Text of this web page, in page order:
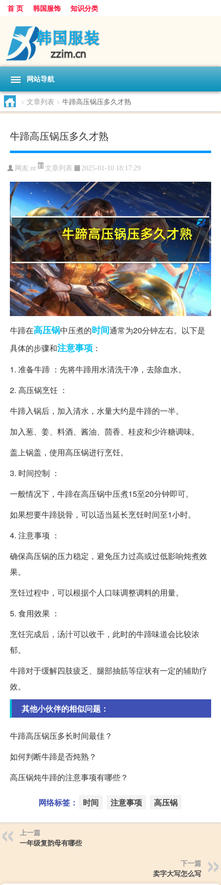
首 页 韩国服饰 知识分类
网站导航
> 文章列表 > 牛蹄高压锅压多久才熟
牛蹄高压锅压多久才熟
网友:nt 文章列表 2025-01-10 18:17:29
牛蹄在高压锅中压煮的时间通常为20分钟左右。以下是
具体的步骤和注意事项 ：
1. 准备牛蹄 ：先将牛蹄用水清洗干净，去除血水。
2. 高压锅烹饪 ：
牛蹄入锅后，加入清水，水量大约是牛蹄的一半。
加入葱、姜、料酒、酱油、茴香、桂皮和少许糖调味。
盖上锅盖，使用高压锅进行烹饪。
3. 时间控制 ：
一般情况下，牛蹄在高压锅中压煮15至20分钟即可。
如果想要牛蹄脱骨，可以适当延长烹饪时间至1小时。
4. 注意事项 ：
确保高压锅的压力稳定，避免压力过高或过低影响炖煮效
果。
烹饪过程中，可以根据个人口味调整调料的用量。
5. 食用效果 ：
烹饪完成后，汤汁可以收干，此时的牛蹄味道会比较浓
郁。
牛蹄对于缓解四肢疲乏、腿部抽筋等症状有一定的辅助疗
效。
其他小伙伴的相似问题：
牛蹄高压锅压多长时间最佳？
如何判断牛蹄是否炖熟？
高压锅炖牛蹄的注意事项有哪些？
网络标签： 时间 注意事项 高压锅
上一篇
一年级复韵母有哪些
下一篇
卖字大写怎么写